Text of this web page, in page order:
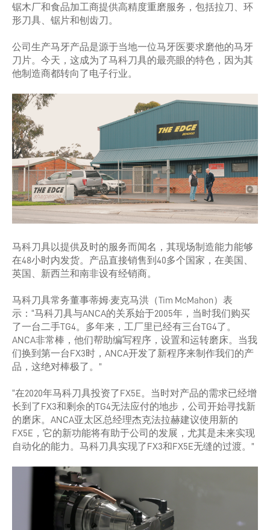
锯木厂和食品加工商提供高精度重磨服务，包括拉刀、环
形刀具、锯片和刨齿刀。
公司生产马牙产品是源于当地一位马牙医要求磨他的马牙
刀片。今天，这成为了马科刀具的最亮眼的特色，因为其
他制造商都转向了电子行业。
马科刀具以提供及时的服务而闻名，其现场制造能力能够
在48小时内发货。产品直接销售到40多个国家，在美国、
英国、新西兰和南非设有经销商。
马科刀具常务董事蒂姆·麦克马洪（Tim McMahon）表
示：“马科刀具与ANCA的关系始于2005年，当时我们购买
了一台二手TG4。多年来，工厂里已经有三台TG4了。
ANCA非常棒，他们帮助编写程序，设置和运转磨床。当我
们换到第一台FX3时，ANCA开发了新程序来制作我们的产
品，这绝对棒极了。”
“在2020年马科刀具投资了FX5E。当时对产品的需求已经增
长到了FX3和剩余的TG4无法应付的地步，公司开始寻找新
的磨床。ANCA亚太区总经理杰克法拉赫建议使用新的
FX5E，它的新功能将有助于公司的发展，尤其是未来实现
自动化的能力。马科刀具实现了FX3和FX5E无缝的过渡。”